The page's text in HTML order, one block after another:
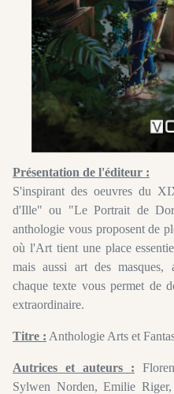
Présentation de l'éditeur :
S'inspirant des oeuvres du
d'Ille" ou "Le Portrait de
anthologie vous proposent de
où l'Art tient une place
mais aussi art des masques,
chaque texte vous permet de
extraordinaire.
Titre : Anthologie Arts et
Autrices et auteurs :
Sylwen Norden, Emilie